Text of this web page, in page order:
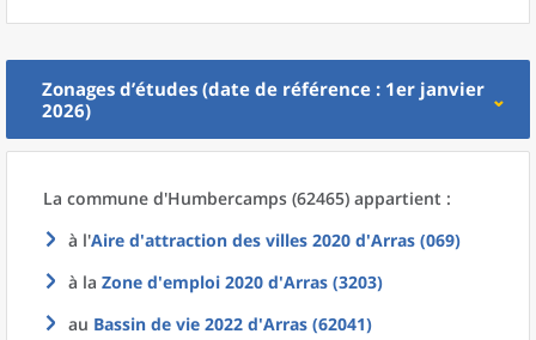
Zonages d’études (date de référence : 1er janvier
2026)
La commune d'Humbercamps (62465) appartient :
à l'Aire d'attraction des villes 2020 d'Arras (069)
à la Zone d'emploi 2020 d'Arras (3203)
au Bassin de vie 2022 d'Arras (62041)